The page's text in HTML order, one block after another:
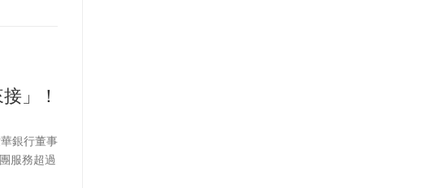
」！
銀行董事
服務超過
深顧